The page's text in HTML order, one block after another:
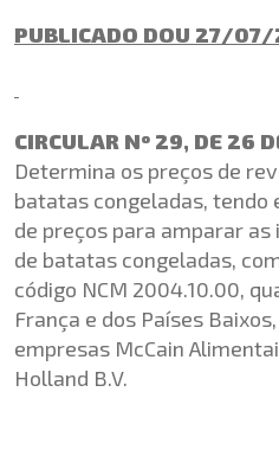
PUBLICADO DOU 27/
CIRCULAR Nº 29, DE 26
Determina os preços de
batatas congeladas, tendo
de preços para amparar
de batatas congeladas,
código NCM 2004.10.00,
França e dos Países
empresas McCain
Holland B.V.